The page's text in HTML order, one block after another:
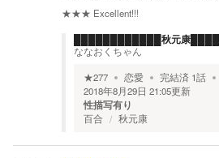
★★★ Excellent!!!
████████████秋元康
ななおくちゃん
★277 恋愛 完結済 1話
2018年8月29日 21:05更新
性描写有り
百合 秋元康